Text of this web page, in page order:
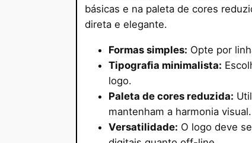
básicas e na paleta de cores
direta e elegante.
Formas simples: Opte por
Tipografia minimalista:
logo.
Paleta de cores reduzida:
mantenham a harmonia visual.
Versatilidade: O logo deve